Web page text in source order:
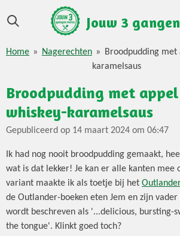
direct
de
Jouw 3
Home » Nagerechten »
Broodpudding met
karamelsaus
Broodpudding met
whiskey-karamelsaus
Gepubliceerd op 14 maart 2024 om 06:47
Ik had nog nooit broodpudding gemaakt,
wat is dat lekker! Je kan er alle kanten mee
variant maakte ik als toetje bij het
de Outlander-boeken eten Jem en zijn
wordt beschreven als '...delicious, bursting-
the tongue'. Klinkt goed toch?